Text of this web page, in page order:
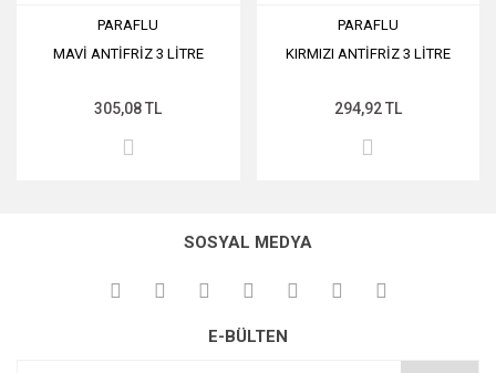
PARAFLU
MAVİ ANTİFRİZ 3 LİTRE
305,08 TL
PARAFLU
KIRMIZI ANTİFRİZ 3 LİTRE
294,92 TL
SOSYAL MEDYA
E-BÜLTEN